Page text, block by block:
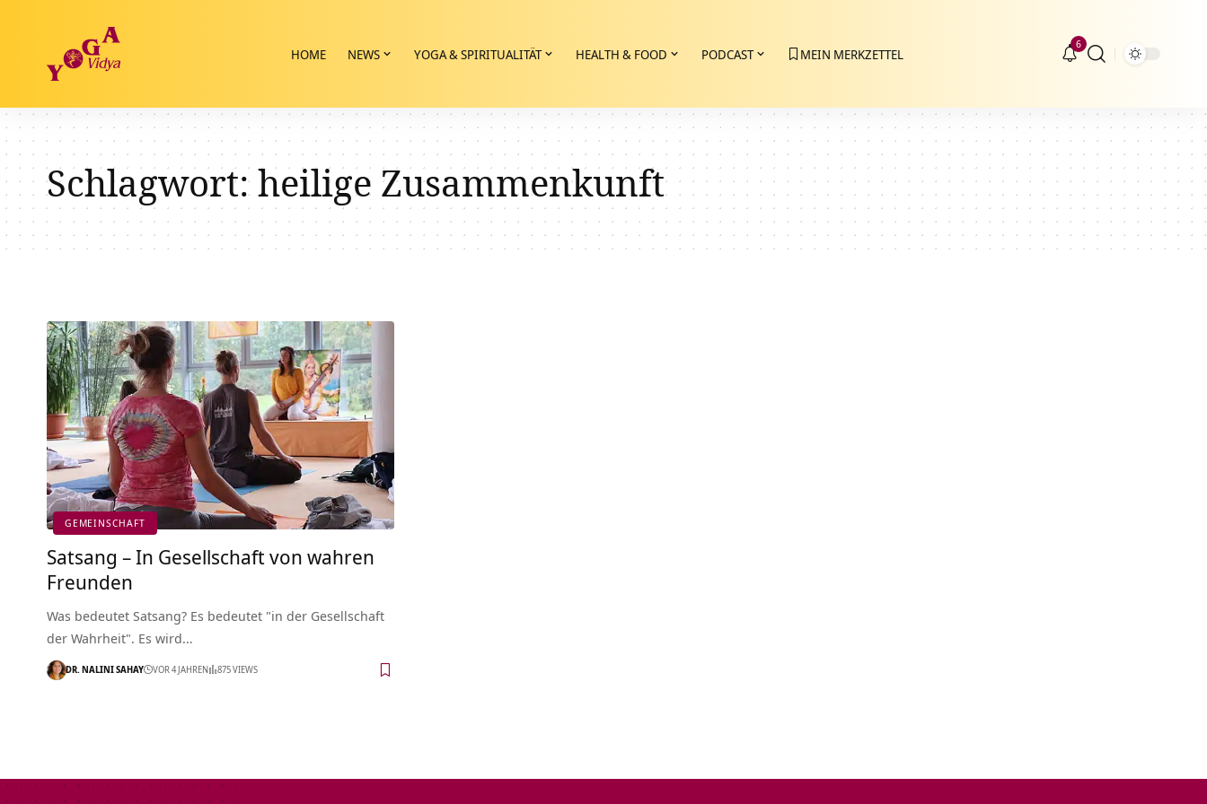
HOME NEWS YOGA & SPIRITUALITÄT HEALTH & FOOD PODCAST MEIN MERKZETTEL
6
Schlagwort:heilige Zusammenkunft
GEMEINSCHAFT
Satsang – In Gesellschaft von wahren
Freunden
Was bedeutet Satsang? Es bedeutet "in der Gesellschaft
der Wahrheit". Es wird…
DR. NALINI SAHAY VOR 4 JAHREN 875 VIEWS